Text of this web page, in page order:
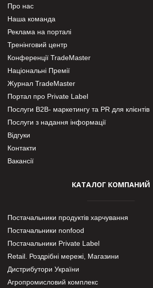
Про нас
Наша команда
Реклама на порталі
Тренінговий центр
Конференції TradeMaster
Національні Премії
Журнал TradeMaster
Портал про Private Label
Послуги В2В- маркетингу та PR для клієнтів
Послуги з надання інформації
Відгуки
Контакти
Вакансії
КАТАЛОГ КОМПАНИЙ
Постачальники продуктів харчування
Постачальники nonfood
Постачальники Private Label
Retail. Роздрібні мережі, Магазини
Дистрибутори України
Агропромисловий комплекс